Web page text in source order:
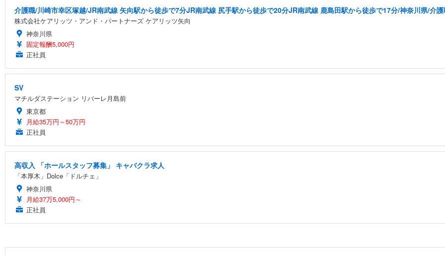
介護職/川崎市幸区塚越/JR南武線 矢向駅から徒歩で7分JR南武線 尻手駅から徒歩で20分JR南武線 鹿島田駅から徒歩で17分/神奈川県/介
株式会社ケアリッツ・アンド・パートナーズ ケアリッツ矢向
神奈川県
固定報酬5,000円
正社員
SV
マチルダステーション リバーレ月島前
東京都
月給35万円～50万円
正社員
高収入 「ホールスタッフ募集」 キャバクラ求人
「本厚木」Dolce「ドルチェ」
神奈川県
月給37万5,000円～
正社員